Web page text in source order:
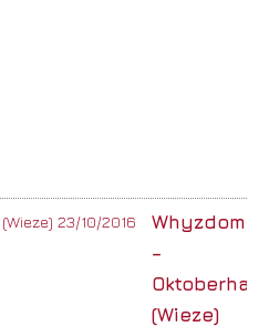
Whyzdom
–
(Wieze)